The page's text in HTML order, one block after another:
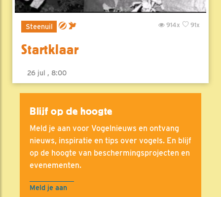
Steenuil 91x
914x
Startklaar
26 jul , 8:00
Blijf op de hoogte
Meld je aan voor Vogelnieuws en ontvang
nieuws, inspiratie en tips over vogels. En blijf
op de hoogte van beschermingsprojecten en
evenementen.
Meld je aan